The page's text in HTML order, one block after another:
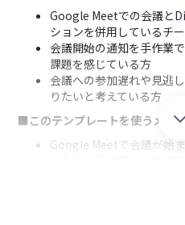
Google Meetでの会議と
ションを併用しているチ
会議開始の通知を手作業
課題を感じている方
会議への参加遅れや見逃
りたいと考えている方
■このテンプレートを使うメリッ
Google Meetで会議が始